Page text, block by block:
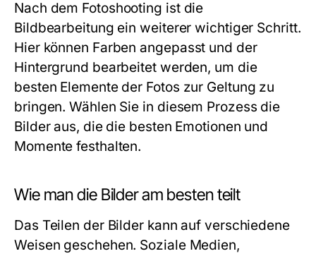
Nach dem Fotoshooting ist die
Bildbearbeitung ein weiterer wichtiger Schritt.
Hier können Farben angepasst und der
Hintergrund bearbeitet werden, um die
besten Elemente der Fotos zur Geltung zu
bringen. Wählen Sie in diesem Prozess die
Bilder aus, die die besten Emotionen und
Momente festhalten.
Wie man die Bilder am besten teilt
Das Teilen der Bilder kann auf verschiedene
Weisen geschehen. Soziale Medien,